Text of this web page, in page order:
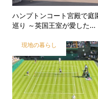
ハンプトンコート宮殿で庭
巡り ～英国王室が愛した...
現地の暮らし